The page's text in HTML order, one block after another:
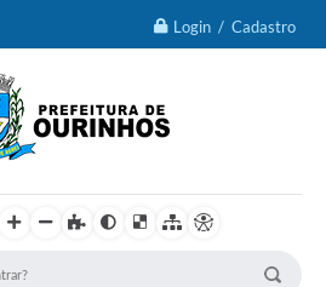
Login / Cadastro